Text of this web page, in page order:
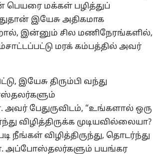
பெயரை மக்கள் பழித்துப்
இயேசு அதிகமாக
இன்னும் சில மணிநேரங்களில்,
மரக் கம்பத்தில் அவர்
இயேசு திரும்பி வந்து
பேதுருவிடம், “உங்களால் ஒரு
விழித்திருக்க முடியவில்லையா?
விழித்திருந்து, தொடர்ந்து
அப்போஸ்தலர்களும் பயங்கர